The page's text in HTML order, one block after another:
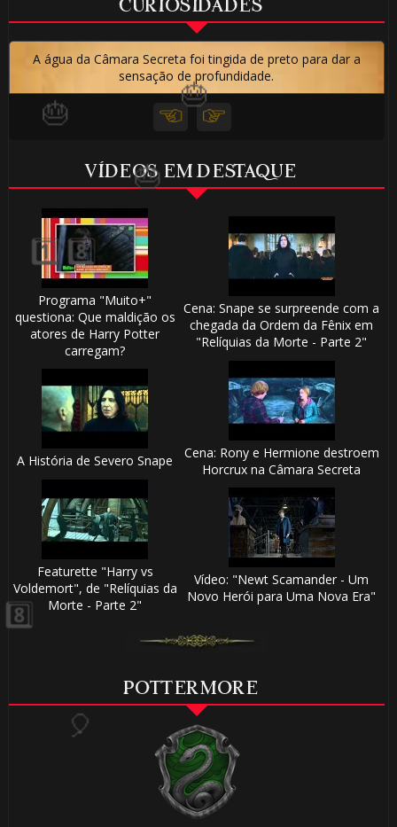
CURIOSIDADES
A água da Câmara Secreta foi tingida de preto para dar a
sensação de profundidade.
VÍDEOS EM DESTAQUE
Programa "Muito+"
questiona: Que maldição os
atores de Harry Potter
carregam?
Cena: Snape se surpreende com a
chegada da Ordem da Fênix em
"Relíquias da Morte - Parte 2"
A História de Severo Snape
Cena: Rony e Hermione destroem
Horcrux na Câmara Secreta
Featurette "Harry vs
Voldemort", de "Relíquias da
Morte - Parte 2"
Vídeo: "Newt Scamander - Um
Novo Herói para Uma Nova Era"
POTTERMORE
🎈
1️⃣ 8️⃣
🎂